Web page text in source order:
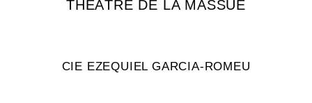
THÉÂTRE DE LA MASSUE
CIE EZEQUIEL GARCIA-ROMEU